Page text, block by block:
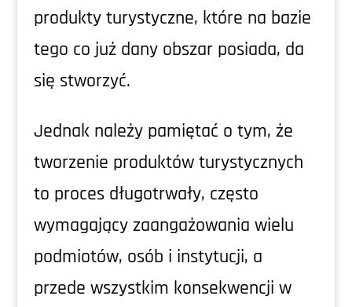
produkty turystyczne, które na bazie
tego co już dany obszar posiada, da
się stworzyć.
Jednak należy pamiętać o tym, że
tworzenie produktów turystycznych
to proces długotrwały, często
wymagający zaangażowania wielu
podmiotów, osób i instytucji, a
przede wszystkim konsekwencji w